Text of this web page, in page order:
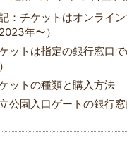
：チケットはオンライ
2023年〜）
ットは指定の銀行窓口
ットの種類と購入方法
公園入口ゲートの銀行